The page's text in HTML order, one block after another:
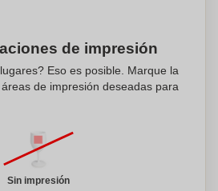
de impresión
Eso es posible. Marque la
de impresión deseadas para
Sin impresión